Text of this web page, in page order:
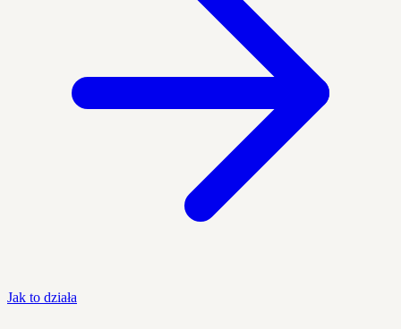
Jak to działa